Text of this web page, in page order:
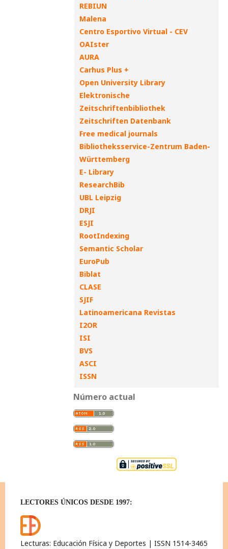
REBIUN
Malena
Centro Esportivo Virtual - CEV
OAIster
AURA
Carhus Plus +
Open University Library
Elektronische
Zeitschriftenbibliothek
Zeitschriften Datenbank
Free medical journals
Bibliotheksservice-Zentrum Baden-
Württemberg
E- Library
ResearchBib
UBL Leipzig
DRJI
ESJI
RootIndexing
Semantic Scholar
EuroPub
Biblat
CLASE
SJIF
Latinoamericana Revistas
I2OR
ISI
BVS
ASCI
ISSN
Número actual
LECTORES ÚNICOS DESDE 1997:
Lecturas: Educación Física y Deportes | ISSN 1514-3465